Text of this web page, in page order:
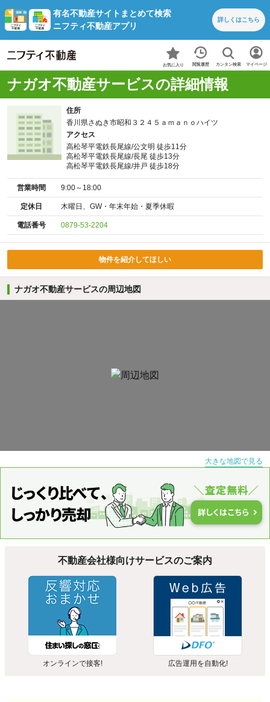
有名不動産サイトまとめて検索
ニフティ不動産アプリ
詳しくはこちら
お気に入り 閲覧履歴 カンタン検索 マイページ
ナガオ不動産サービスの詳細情報
住所
香川県さぬき市昭和３２４５ａｍａｎｏハイツ
アクセス
高松琴平電鉄長尾線/公文明 徒歩11分
高松琴平電鉄長尾線/長尾 徒歩13分
高松琴平電鉄長尾線/井戸 徒歩18分
営業時間 9:00～18:00
定休日 木曜日、GW・年末年始・夏季休暇
電話番号 0879-53-2204
物件を紹介してほしい
ナガオ不動産サービスの周辺地図
大きな地図で見る
不動産会社様向けサービスのご案内
オンラインで接客! 広告運用を自動化!